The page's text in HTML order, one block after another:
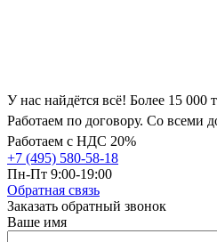
У нас найдётся всё! Более 15 000
Работаем по договору. Со всеми
Работаем с НДС 20%
+7 (495) 580-58-18
Пн-Пт 9:00-19:00
Обратная связь
Заказать обратный звонок
Ваше имя